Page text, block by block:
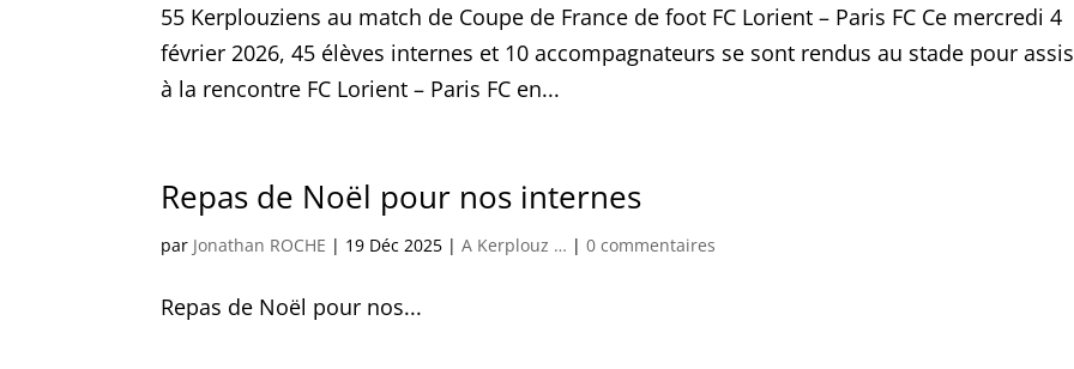
55 Kerplouziens au match de Coupe de France de foot FC Lorient – Paris FC Ce mercredi 4
février 2026, 45 élèves internes et 10 accompagnateurs se sont rendus au stade pour
à la rencontre FC Lorient – Paris FC en...
Repas de Noël pour nos internes
par Jonathan ROCHE | 19 Déc 2025 |A Kerplouz … |0 commentaires
Repas de Noël pour nos...